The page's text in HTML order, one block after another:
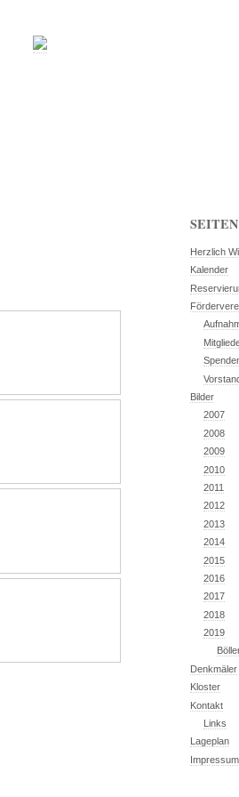
SEITEN
Herzlich
Kalender
Bilder
2007
2008
2009
2010
2011
2012
2013
2014
2015
2016
2017
2018
2019
Denkmäler
Kloster
Kontakt
Links
Lageplan